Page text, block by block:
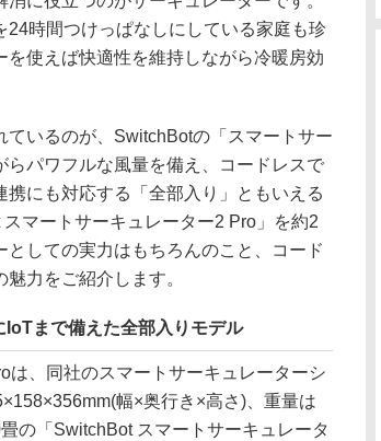
時間つけっぱなしにしている家庭も珍
使えば快適性を維持しながら冷暖房効
いるのが、SwitchBotの「スマートサー
パワフルな風量を備え、コードレスで
にも対応する「全部入り」ともいえる
マートサーキュレーター2 Pro」を約2
しての実力はもちろんのこと、コード
力をご紹介します。
まで備えた全部入りモデル
は、同社のスマートサーキュレーターシ
幅×奥行き×高さ)、重量は
の「SwitchBot スマートサーキュレータ